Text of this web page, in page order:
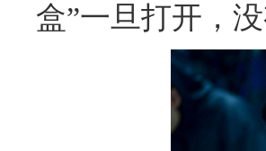
盒”一旦打开，